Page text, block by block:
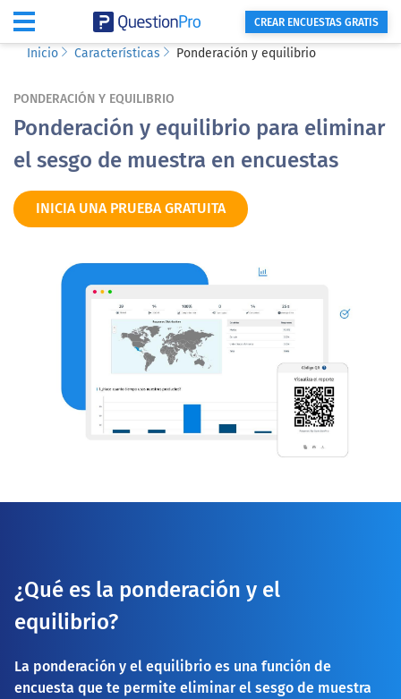
CREAR ENCUESTAS GRATIS
Inicio Características Ponderación y equilibrio
PONDERACIÓN Y EQUILIBRIO
Ponderación y equilibrio para eliminar
el sesgo de muestra en encuestas
INICIA UNA PRUEBA GRATUITA
¿Qué es la ponderación y el
equilibrio?
La ponderación y el equilibrio es una función de
encuesta que te permite eliminar el sesgo de muestra